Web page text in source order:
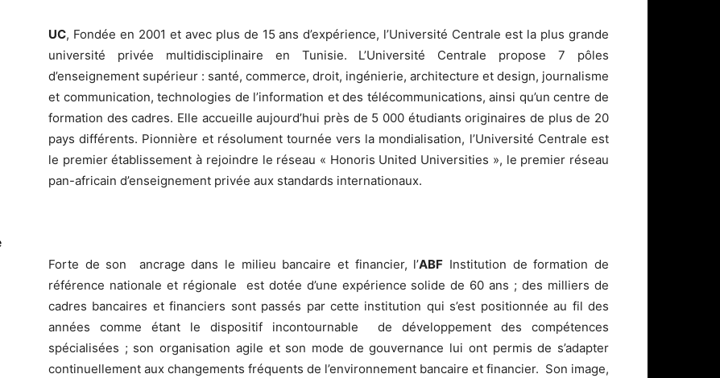
UC, Fondée en 2001 et avec plus de 15 ans d’expérience, l’Université Centrale est la plus grande
université privée multidisciplinaire en Tunisie. L’Université Centrale propose 7 pôles
d’enseignement supérieur : santé, commerce, droit, ingénierie, architecture et design, journalisme
et communication, technologies de l’information et des télécommunications, ainsi qu’un centre de
formation des cadres. Elle accueille aujourd’hui près de 5 000 étudiants originaires de plus de 20
pays différents. Pionnière et résolument tournée vers la mondialisation, l’Université Centrale est
le premier établissement à rejoindre le réseau « Honoris United Universities », le premier réseau
pan-africain d’enseignement privée aux standards internationaux.
Forte de son ancrage dans le milieu bancaire et financier, l’ABF Institution de formation de
référence nationale et régionale est dotée d’une expérience solide de 60 ans ; des milliers de
cadres bancaires et financiers sont passés par cette institution qui s’est positionnée au fil des
années comme étant le dispositif incontournable de développement des compétences
spécialisées ; son organisation agile et son mode de gouvernance lui ont permis de s’adapter
continuellement aux changements fréquents de l’environnement bancaire et financier. Son image,